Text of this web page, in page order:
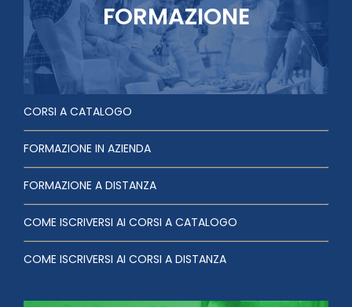
FORMAZIONE
CORSI A CATALOGO
FORMAZIONE IN AZIENDA
FORMAZIONE A DISTANZA
COME ISCRIVERSI AI CORSI A CATALOGO
COME ISCRIVERSI AI CORSI A DISTANZA